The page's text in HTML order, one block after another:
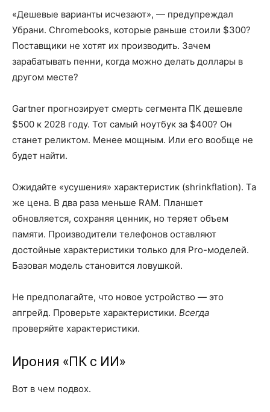
«Дешевые варианты исчезают», — предупреждал
Убрани. Chromebooks, которые раньше стоили $300?
Поставщики не хотят их производить. Зачем
зарабатывать пенни, когда можно делать доллары в
другом месте?
Gartner прогнозирует смерть сегмента ПК дешевле
$500 к 2028 году. Тот самый ноутбук за $400? Он
станет реликтом. Менее мощным. Или его вообще не
будет найти.
Ожидайте «усушения» характеристик (shrinkflation). Та
же цена. В два раза меньше RAM. Планшет
обновляется, сохраняя ценник, но теряет объем
памяти. Производители телефонов оставляют
достойные характеристики только для Pro-моделей.
Базовая модель становится ловушкой.
Не предполагайте, что новое устройство — это
апгрейд. Проверьте характеристики. Всегда
проверяйте характеристики.
Ирония «ПК с ИИ»
Вот в чем подвох.